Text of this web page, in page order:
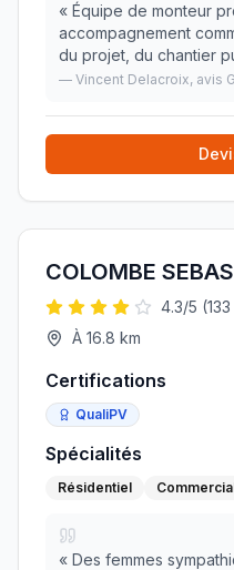
« Équipe de monteur
accompagnement
du projet, du chantier
organisé. Production
— Vincent Delacroix, avis
COLOMBE
4.3/5 (133
À 16.8 km
Certifications
QualiPV
Spécialités
Résidentiel
« Des femmes